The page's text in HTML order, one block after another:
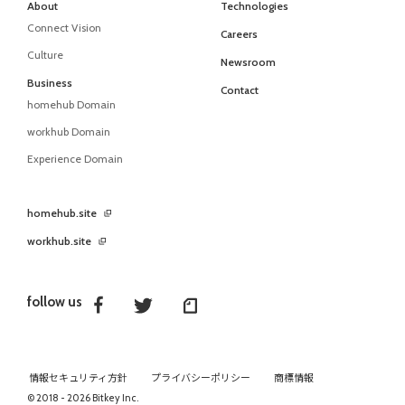
follow us
About
Connect Vision
Culture
Business
homehub Domain
workhub Domain
Experience Domain
Technologies
Careers
Newsroom
Contact
homehub.site
workhub.site
情報セキュリティ方針 プライバシーポリシー
商標情報
© 2018 - 2026 Bitkey Inc.